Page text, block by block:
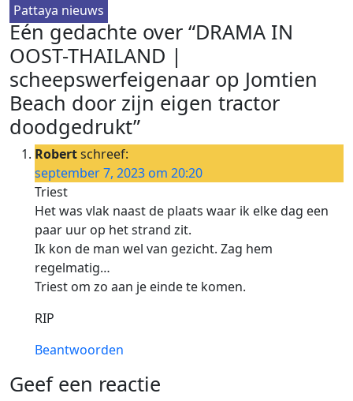
Pattaya nieuws
Eén gedachte over “DRAMA IN
OOST-THAILAND |
scheepswerfeigenaar op Jomtien
Beach door zijn eigen tractor
doodgedrukt”
Robertschreef:
september 7, 2023 om 20:20
Triest
Het was vlak naast de plaats waar ik elke dag een
paar uur op het strand zit.
Ik kon de man wel van gezicht. Zag hem
regelmatig…
Triest om zo aan je einde te komen.
RIP
Beantwoorden
Geef een reactie